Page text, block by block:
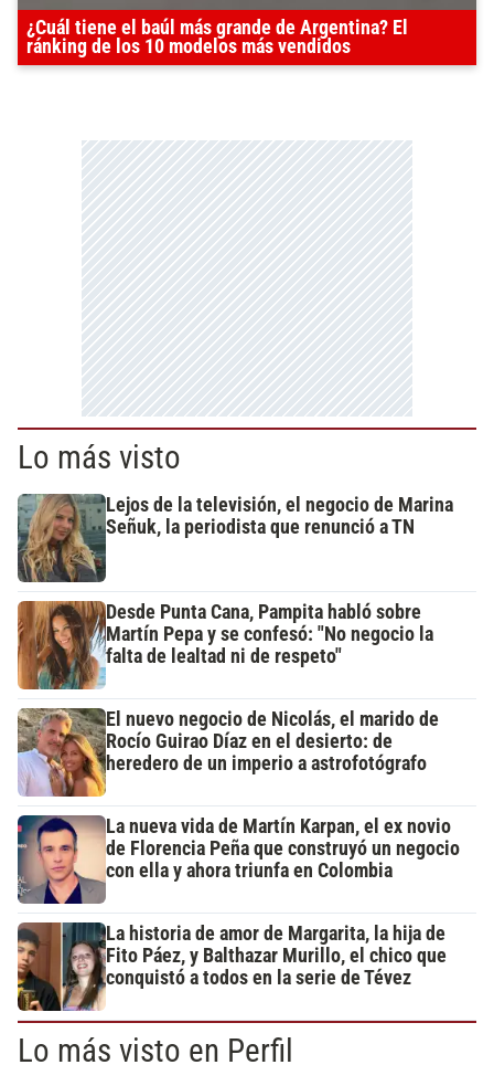
¿Cuál tiene el baúl más grande de Argentina? El
ránking de los 10 modelos más vendidos
Lo más visto
Lejos de la televisión, el negocio de Marina
Señuk, la periodista que renunció a TN
Desde Punta Cana, Pampita habló sobre
Martín Pepa y se confesó: "No negocio la
falta de lealtad ni de respeto"
El nuevo negocio de Nicolás, el marido de
Rocío Guirao Díaz en el desierto: de
heredero de un imperio a astrofotógrafo
La nueva vida de Martín Karpan, el ex novio
de Florencia Peña que construyó un negocio
con ella y ahora triunfa en Colombia
La historia de amor de Margarita, la hija de
Fito Páez, y Balthazar Murillo, el chico que
conquistó a todos en la serie de Tévez
Lo más visto en Perfil